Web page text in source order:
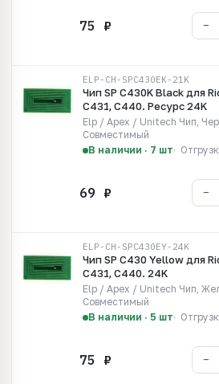
ELP-CH-SPC430EK-21K
Чип SP C430K Black для
C431, C440. Ресурс 24K
Elp / Apex / Unitech Чип,
Совместимый
В наличии · 7 шт
ELP-CH-SPC430EY-24K
Чип SP C430 Yellow для
C431, C440. 24K
Elp / Apex / Unitech Чип,
Совместимый
В наличии · 5 шт